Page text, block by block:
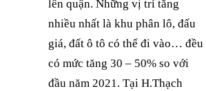
lên quận. Những vị trí tăng
nhiều nhất là khu phân lô, đấu
giá, đất ô tô có thể đi vào… đều
có mức tăng 30 – 50% so với
đầu năm 2021. Tại H.Thạch